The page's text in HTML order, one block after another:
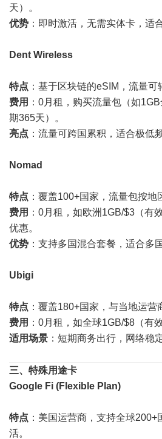
天）。
优势 ：即时激活，无需实体卡，适
Dent Wireless
特点 ：基于区块链的eSIM，流量可
费用 ：0月租，购买流量包（如
期365天）。
亮点 ：流量可跨国累积，适合极低
Nomad
特点 ：覆盖100+国家，流量包按地
费用 ：0月租，如欧洲1GB/$3（有
优惠。
优势 ：支持多国混合套餐，适合多
Ubigi
特点 ：覆盖180+国家，与当地运营
费用 ：0月租，如全球1GB/$8（有
适用场景 ：短期商务出行，网络稳
三、特殊用途卡
Google Fi (Flexible Plan)
特点 ：美国运营商，支持全球
活。